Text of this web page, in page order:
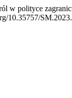
w polityce
10.35757/